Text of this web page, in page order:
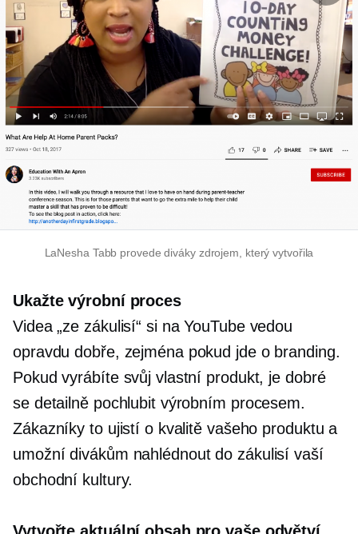
LaNesha Tabb provede diváky zdrojem, který vytvořila
Ukažte výrobní proces
Videa „ze zákulisí“ si na YouTube vedou
opravdu dobře, zejména pokud jde o branding.
Pokud vyrábíte svůj vlastní produkt, je dobré
se detailně pochlubit výrobním procesem.
Zákazníky to ujistí o kvalitě vašeho produktu a
umožní divákům nahlédnout do zákulisí vaší
obchodní kultury.